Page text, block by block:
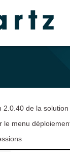
2.0.40 de la
le menu